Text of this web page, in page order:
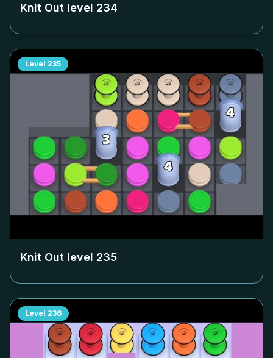
Knit Out level 234
Level 235
Knit Out level 235
Level 236